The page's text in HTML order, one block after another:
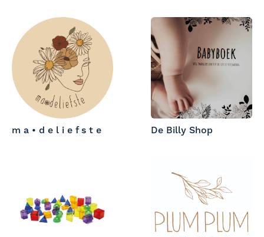
m a • d e l i e f s t e De Billy Shop